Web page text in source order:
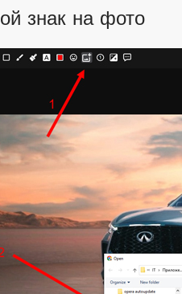
знак на фото